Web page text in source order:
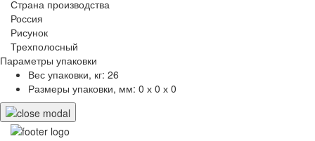
Страна производства
Россия
Рисунок
Трехполосный
Параметры упаковки
Вес упаковки, кг: 26
Размеры упаковки, мм: 0 х 0 х 0